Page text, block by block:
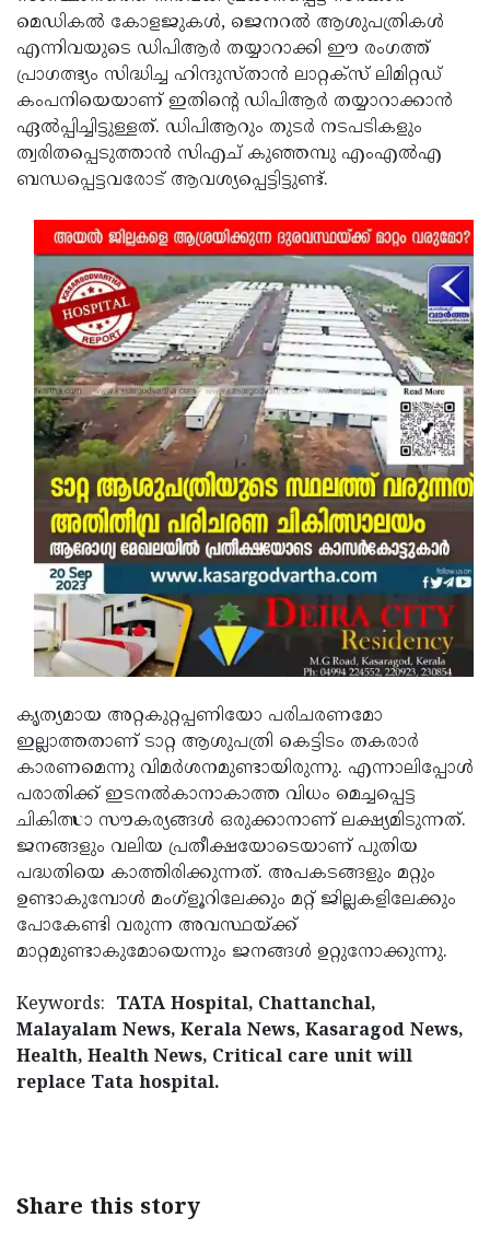
മെഡികല്‍ കോളജുകള്‍, ജെനറല്‍ ആശുപത്രികള്‍
എന്നിവയുടെ ഡിപിആര്‍ തയ്യാറാക്കി ഈ രംഗത്ത്
പ്രാഗത്ഭ്യം സിദ്ധിച്ച ഹിന്ദുസ്താന്‍ ലാറ്റക്സ് ലിമിറ്റഡ്
കംപനിയെയാണ് ഇതിന്റെ ഡിപിആര്‍ തയ്യാറാക്കാന്‍
ഏല്‍പ്പിച്ചിട്ടുള്ളത്. ഡിപിആറും തുടര്‍ നടപടികളും
ത്വരിതപ്പെടുത്താന്‍ സിഎച് കുഞ്ഞമ്പു എംഎല്‍എ
ബന്ധപ്പെട്ടവരോട് ആവശ്യപ്പെട്ടിട്ടുണ്ട്.
കൃത്യമായ അറ്റകുറ്റപ്പണിയോ പരിചരണമോ
ഇല്ലാത്തതാണ് ടാറ്റ ആശുപത്രി കെട്ടിടം തകരാര്‍
കാരണമെന്നു വിമര്‍ശനമുണ്ടായിരുന്നു. എന്നാലിപ്പോള്‍
പരാതിക്ക് ഇടനല്‍കാനാകാത്ത വിധം മെച്ചപ്പെട്ട
ചികിത്സാ സൗകര്യങ്ങള്‍ ഒരുക്കാനാണ് ലക്ഷ്യമിടുന്നത്.
ജനങ്ങളും വലിയ പ്രതീക്ഷയോടെയാണ് പുതിയ
പദ്ധതിയെ കാത്തിരിക്കുന്നത്. അപകടങ്ങളും മറ്റും
ഉണ്ടാകുമ്പോള്‍ മംഗ്‌ളൂറിലേക്കും മറ്റ് ജില്ലകളിലേക്കും
പോകേണ്ടി വരുന്ന അവസ്ഥയ്ക്ക്
മാറ്റമുണ്ടാകുമോയെന്നും ജനങ്ങള്‍ ഉറ്റുനോക്കുന്നു.
Keywords: TATA Hospital, Chattanchal,
Malayalam News, Kerala News, Kasaragod News,
Health, Health News, Critical care unit will
replace Tata hospital.
Share this story